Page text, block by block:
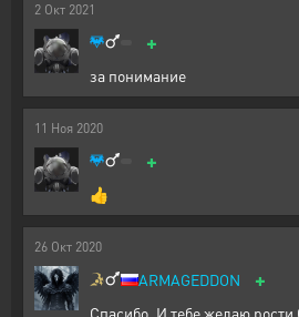
2 Окт 2021
+
за понимание
11 Ноя 2020
+
👍
26 Окт 2020
ARMAGEDDON +
Спасибо. И тебе желаю